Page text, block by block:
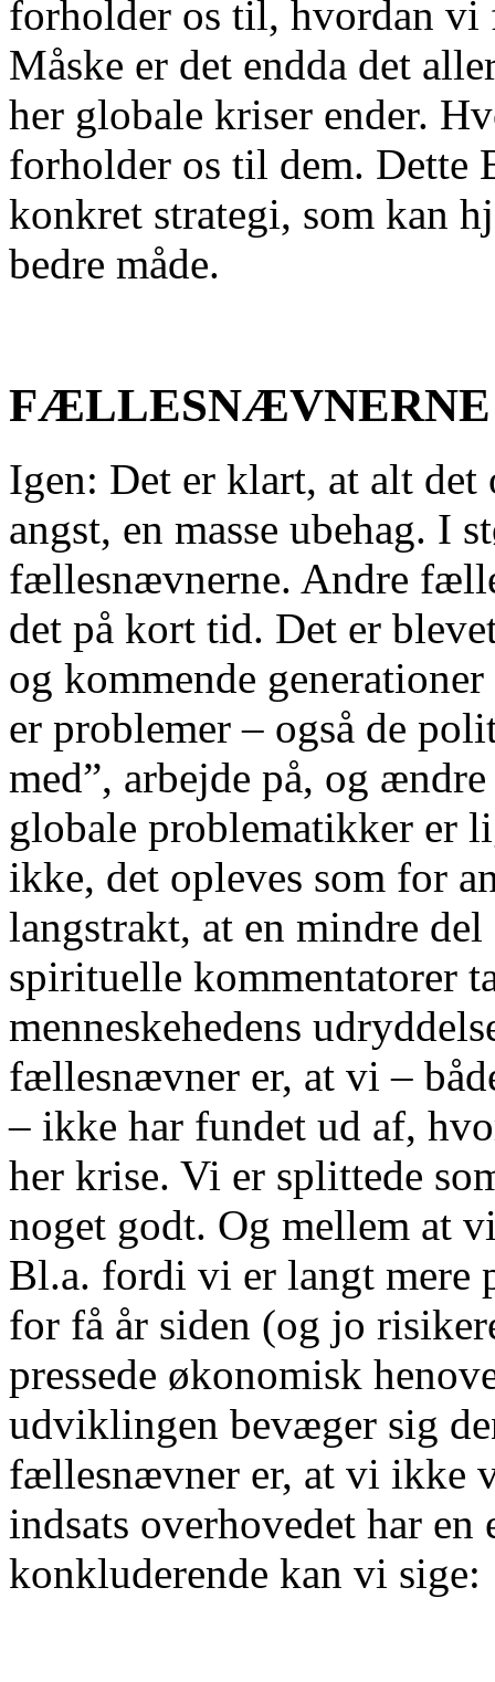
forholder os til, hvordan vi
Måske er det endda det
her globale kriser ender.
forholder os til dem.
konkret strategi, som kan
bedre måde.
FÆLLESNÆVNERNE
Igen: Det er klart, at alt det
angst, en masse ubehag. I
fællesnævnerne. Andre
det på kort tid. Det er
og kommende
er problemer – også de
med”, arbejde på, og
globale problematikker er
ikke, det opleves som for
langstrakt, at en mindre
spirituelle kommentatorer
menneskehedens
fællesnævner er, at vi –
– ikke har fundet ud af,
her krise. Vi er splittede
noget godt. Og mellem at
Bl.a. fordi vi er langt mere
for få år siden (og jo
pressede økonomisk
udviklingen bevæger sig
fællesnævner er, at vi ikke
indsats overhovedet har
konkluderende kan vi sige: